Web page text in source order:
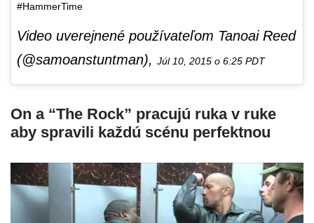
#HammerTime
Video uverejnené používateľom Tanoai Reed
(@samoanstuntman), Júl 10, 2015 o 6:25 PDT
On a “The Rock” pracujú ruka v ruke
aby spravili každú scénu perfektnou